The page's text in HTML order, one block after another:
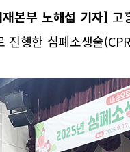
재본부 노해섭 기자]고
진행한 심폐소생술